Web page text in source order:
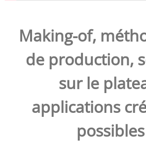
Making-of,
de production,
sur le
applications
possibles